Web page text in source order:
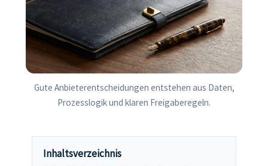
Gute Anbieterentscheidungen entstehen aus Daten,
Prozesslogik und klaren Freigaberegeln.
Inhaltsverzeichnis